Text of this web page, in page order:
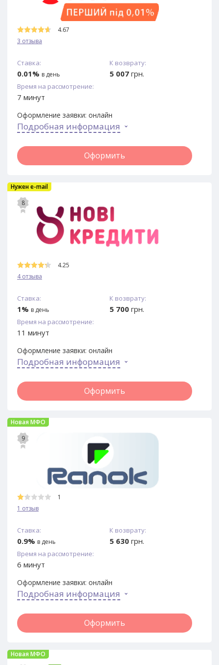
4.67
3 отзыва
Ставка:
0.01% в день
К возврату:
5 007 грн.
Время на рассмотрение:
7 минут
Оформление заявки: онлайн
Подробная информация
Оформить
Нужен e-mail
8
4.25
4 отзыва
Ставка:
1% в день
К возврату:
5 700 грн.
Время на рассмотрение:
11 минут
Оформление заявки: онлайн
Подробная информация
Оформить
Новая МФО
9
1
1 отзыв
Ставка:
0.9% в день
К возврату:
5 630 грн.
Время на рассмотрение:
6 минут
Оформление заявки: онлайн
Подробная информация
Оформить
Новая МФО